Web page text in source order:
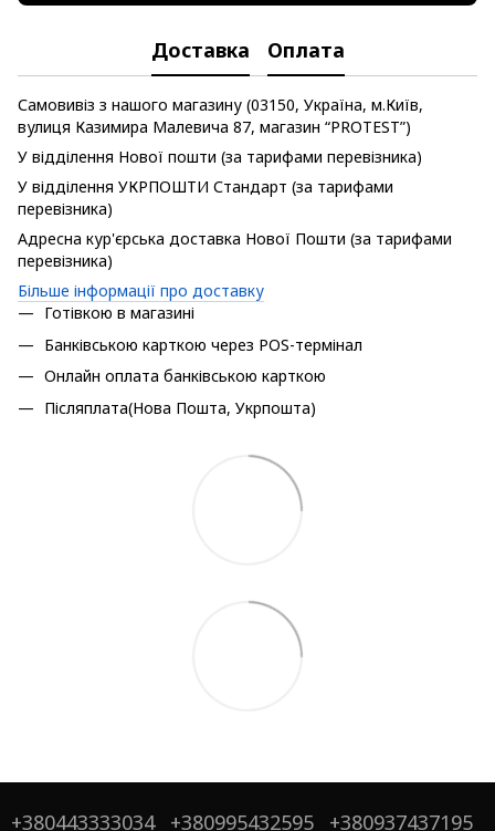
Доставка Оплата
Самовивіз з нашого магазину (03150, Україна, м.Київ,
вулиця Казимира Малевича 87, магазин “PROTEST”)
У відділення Нової пошти (за тарифами перевізника)
У відділення УКРПОШТИ Стандарт (за тарифами
перевізника)
Адресна кур'єрська доставка Нової Пошти (за тарифами
перевізника)
Більше інформації про доставку
Готівкою в магазині
Банківською карткою через POS-термінал
Онлайн оплата банківською карткою
Післяплата(Нова Пошта, Укрпошта)
+380443333034 +380995432595 +380937437195